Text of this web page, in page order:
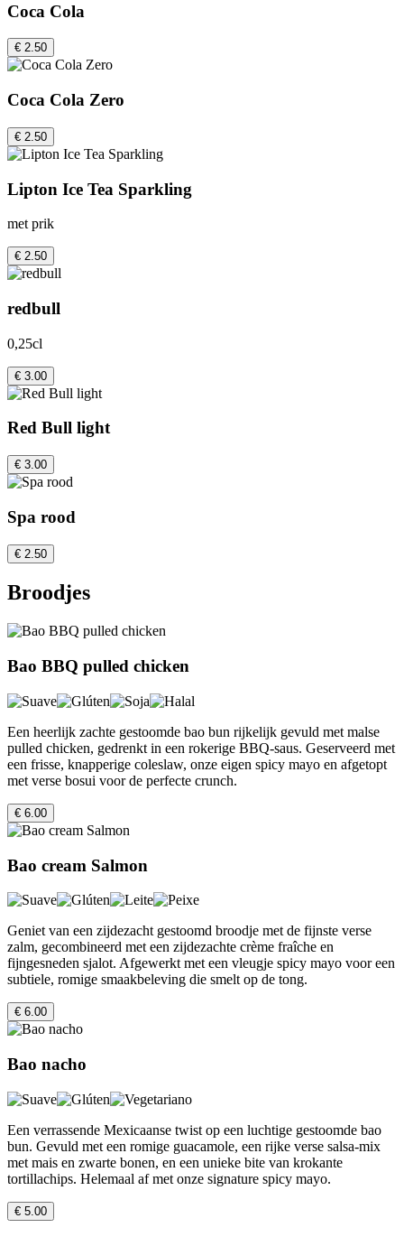
Coca Cola
€ 2.50
Coca Cola Zero
€ 2.50
Lipton Ice Tea Sparkling
met prik
€ 2.50
redbull
0,25cl
€ 3.00
Red Bull light
€ 3.00
Spa rood
€ 2.50
Broodjes
Bao BBQ pulled chicken
Een heerlijk zachte gestoomde bao bun rijkelijk gevuld met malse
pulled chicken, gedrenkt in een rokerige BBQ-saus. Geserveerd met
een frisse, knapperige coleslaw, onze eigen spicy mayo en afgetopt
met verse bosui voor de perfecte crunch.
€ 6.00
Bao cream Salmon
Geniet van een zijdezacht gestoomd broodje met de fijnste verse
zalm, gecombineerd met een zijdezachte crème fraîche en
fijngesneden sjalot. Afgewerkt met een vleugje spicy mayo voor een
subtiele, romige smaakbeleving die smelt op de tong.
€ 6.00
Bao nacho
Een verrassende Mexicaanse twist op een luchtige gestoomde bao
bun. Gevuld met een romige guacamole, een rijke verse salsa-mix
met mais en zwarte bonen, en een unieke bite van krokante
tortillachips. Helemaal af met onze signature spicy mayo.
€ 5.00